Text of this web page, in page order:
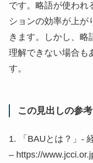
です。略語が使われ
ションの効率が上が
きます。しかし、略
理解できない場合も
す。
この見出しの参
1. 「BAUとは？」-
– https://